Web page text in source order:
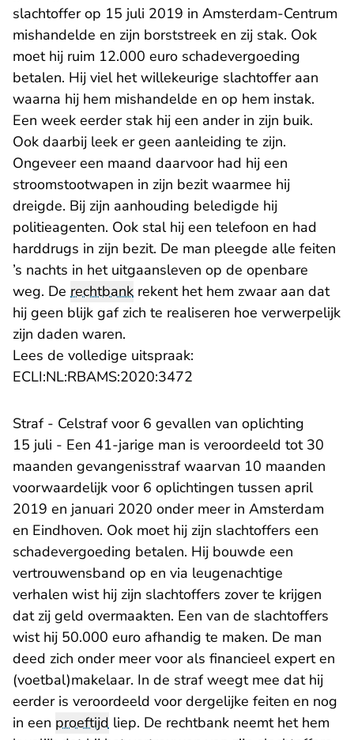
slachtoffer op 15 juli 2019 in Amsterdam-Centrum
mishandelde en zijn borststreek en zij stak. Ook
moet hij ruim 12.000 euro schadevergoeding
betalen. Hij viel het willekeurige slachtoffer aan
waarna hij hem mishandelde en op hem instak.
Een week eerder stak hij een ander in zijn buik.
Ook daarbij leek er geen aanleiding te zijn.
Ongeveer een maand daarvoor had hij een
stroomstootwapen in zijn bezit waarmee hij
dreigde. Bij zijn aanhouding beledigde hij
politieagenten. Ook stal hij een telefoon en had
harddrugs in zijn bezit. De man pleegde alle feiten
’s nachts in het uitgaansleven op de openbare
weg. De rechtbank rekent het hem zwaar aan dat
hij geen blijk gaf zich te realiseren hoe verwerpelijk
zijn daden waren.
Lees de volledige uitspraak:
ECLI:NL:RBAMS:2020:3472
Straf - Celstraf voor 6 gevallen van oplichting
15 juli - Een 41-jarige man is veroordeeld tot 30
maanden gevangenisstraf waarvan 10 maanden
voorwaardelijk voor 6 oplichtingen tussen april
2019 en januari 2020 onder meer in Amsterdam
en Eindhoven. Ook moet hij zijn slachtoffers een
schadevergoeding betalen. Hij bouwde een
vertrouwensband op en via leugenachtige
verhalen wist hij zijn slachtoffers zover te krijgen
dat zij geld overmaakten. Een van de slachtoffers
wist hij 50.000 euro afhandig te maken. De man
deed zich onder meer voor als financieel expert en
(voetbal)makelaar. In de straf weegt mee dat hij
eerder is veroordeeld voor dergelijke feiten en nog
in een proeftijd liep. De rechtbank neemt het hem